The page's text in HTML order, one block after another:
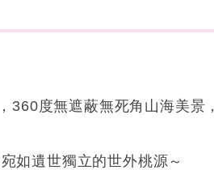
360度無遮蔽無死角山海美景，
如遺世獨立的世外桃源～